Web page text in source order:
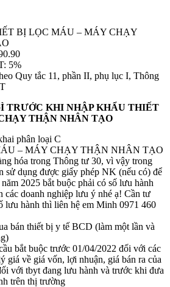
BỊ LỌC MÁU – MÁY CHẠY
5%
Quy tắc 11, phần II, phụ lục I, Thông
TRƯỚC KHI NHẬP KHẨU THIẾT
THẬN NHÂN TẠO
phân loại C
– MÁY CHẠY THẬN NHÂN TẠO
hóa trong Thông tư 30, vì vậy trong
sử dụng được giấy phép NK (nếu có) để
2025 bắt buộc phải có số lưu hành
các doanh nghiệp lưu ý nhé ạ! Cần tư
lưu hành thì liên hệ em Minh 0971 460
bán thiết bị y tế BCD (làm một lần và
bắt buộc trước 01/04/2022 đối với các
giá về giá vốn, lợi nhuận, giá bán ra của
với tbyt đang lưu hành và trước khi đưa
trên thị trường